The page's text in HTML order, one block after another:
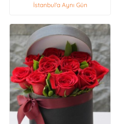
İstanbul'a Aynı Gün